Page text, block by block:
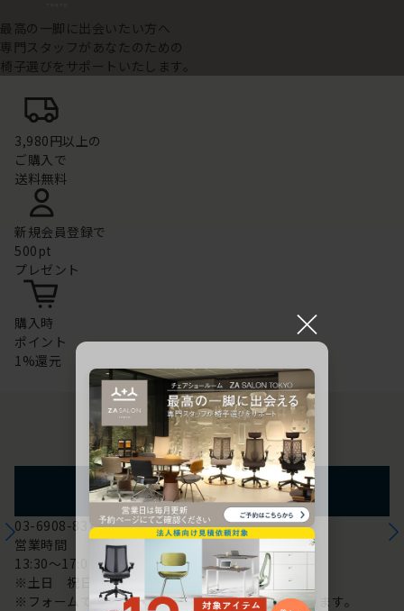
最高の一脚に出会いたい方へ
専門スタッフがあなたのための
椅子選びをサポートいたします。
3,980円以上の
ご購入で
送料無料
新規会員登録で
500pt
プレゼント
購入時
ポイント
1%還元
お問い合わせ
フォームからのお問い合わせ
03-6908-8370
営業時間
13:30～17:00
※土日 祝日は休み
※フォームでのお問い合わせは24時間対応しております。
×